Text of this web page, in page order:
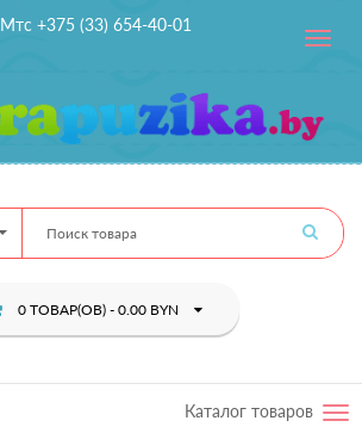
Мтс +375 (33) 654-40-01
Toggle
0 ТОВАР(ОВ) - 0.00 BYN
Каталог товаров